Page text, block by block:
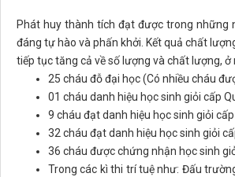
Phát huy thành tích đạt được trong
đáng tự hào và phấn khởi. Kết quả chất
tiếp tục tăng cả về số lượng và chất lượng,
25 cháu đỗ đại học (Có nhiều cháu
01 cháu danh hiệu học sinh giỏi cấp
9 cháu đạt danh hiệu học sinh giỏi
32 cháu đạt danh hiệu học sinh giỏi
36 cháu được chứng nhận học sinh
Trong các kì thi trí tuệ như: Đấu